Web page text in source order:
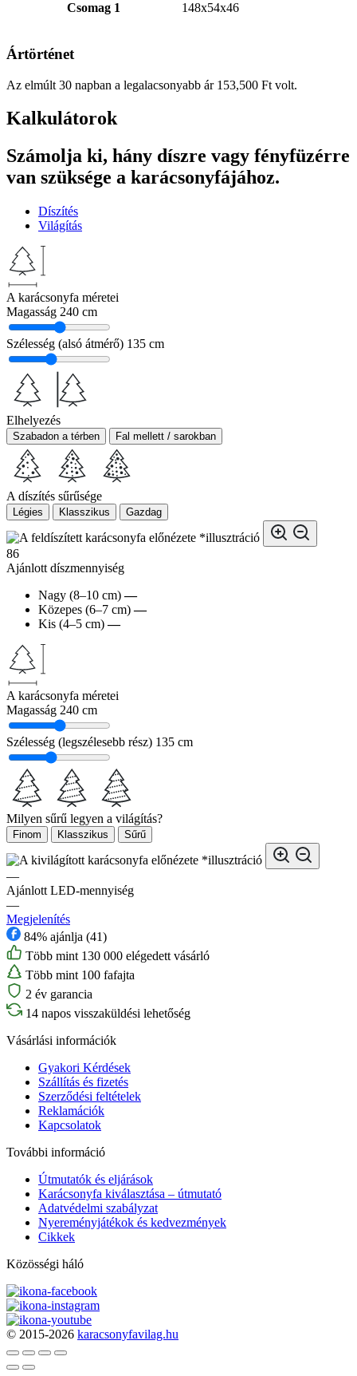
Csomag 1 148x54x46
Ártörténet
Az elmúlt 30 napban a legalacsonyabb ár 153,500 Ft volt.
Kalkulátorok
Számolja ki, hány díszre vagy fényfüzérre
van szüksége a karácsonyfájához.
Díszítés
Világítás
A karácsonyfa méretei
Magasság 240 cm
Szélesség (alsó átmérő) 135 cm
Elhelyezés
Szabadon a térben Fal mellett / sarokban
A díszítés sűrűsége
Légies Klasszikus Gazdag
*illusztráció
86
Ajánlott díszmennyiség
Nagy (8–10 cm) —
Közepes (6–7 cm) —
Kis (4–5 cm) —
A karácsonyfa méretei
Magasság 240 cm
Szélesség (legszélesebb rész) 135 cm
Milyen sűrű legyen a világítás?
Finom Klasszikus Sűrű
*illusztráció
—
Ajánlott LED-mennyiség
—
Megjelenítés
84% ajánlja (41)
Több mint 130 000 elégedett vásárló
Több mint 100 fafajta
2 év garancia
14 napos visszaküldési lehetőség
Vásárlási információk
Gyakori Kérdések
Szállítás és fizetés
Szerződési feltételek
Reklamációk
Kapcsolatok
További információ
Útmutatók és eljárások
Karácsonyfa kiválasztása – útmutató
Adatvédelmi szabályzat
Nyereményjátékok és kedvezmények
Cikkek
Közösségi háló
© 2015-2026 karacsonyfavilag.hu